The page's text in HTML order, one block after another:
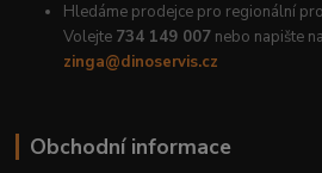
Hledáme prodejce pro regionální
Volejte 734 149 007 nebo napište
zinga@dinoservis.cz
Obchodní informace